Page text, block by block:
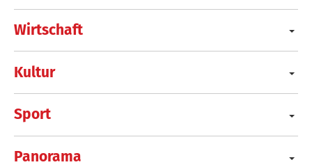
Wirtschaft
Kultur
Sport
Panorama